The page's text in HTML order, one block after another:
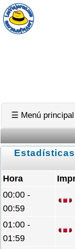
☰ Menú principal
Hora
00:00 -
00:59
01:00 -
01:59